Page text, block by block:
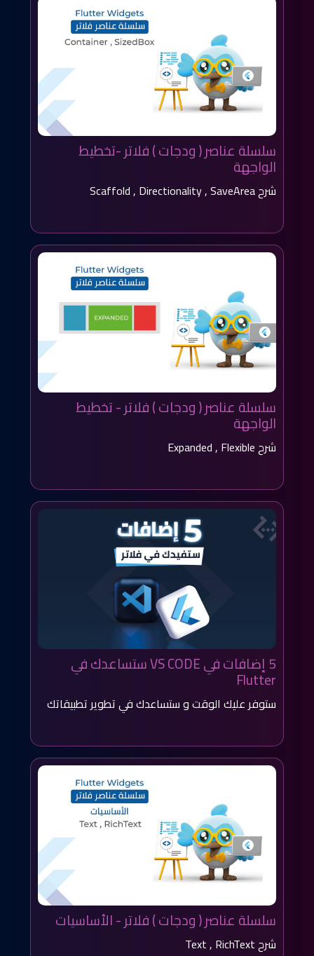
سلسلة عناصر ( ودجات ) فلاتر -تخطيط
الواجهة
شرح Scaffold , Directionality , SaveArea
سلسلة عناصر ( ودجات ) فلاتر - تخطيط
الواجهة
شرح Expanded , Flexible
5 إضافات في VS CODE ستساعدك في
Flutter
ستوفر عليك الوقت و ستساعدك في تطوير تطبيقاتك
سلسلة عناصر ( ودجات ) فلاتر - الأساسيات
شرح Text , RichText